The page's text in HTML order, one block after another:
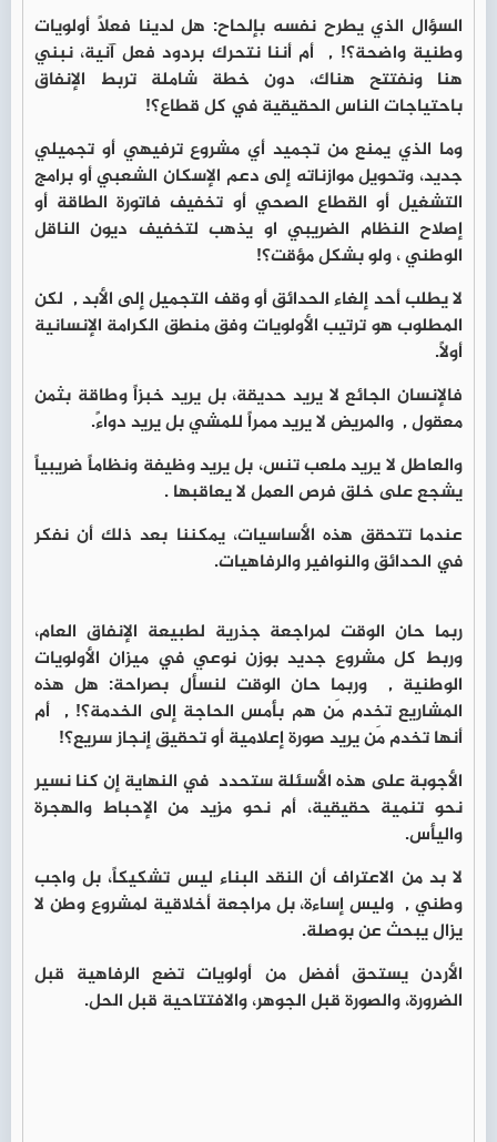
السؤال الذي يطرح نفسه بإلحاح: هل لدينا فعلاً أولويات
وطنية واضحة؟! , أم أننا نتحرك بردود فعل آنية، نبني
هنا ونفتتح هناك، دون خطة شاملة تربط الإنفاق
باحتياجات الناس الحقيقية في كل قطاع؟!
وما الذي يمنع من تجميد أي مشروع ترفيهي أو تجميلي
جديد، وتحويل موازناته إلى دعم الإسكان الشعبي أو برامج
التشغيل أو القطاع الصحي أو تخفيف فاتورة الطاقة أو
إصلاح النظام الضريبي او يذهب لتخفيف ديون الناقل
الوطني ، ولو بشكل مؤقت؟!
لا يطلب أحد إلغاء الحدائق أو وقف التجميل إلى الأبد , لكن
المطلوب هو ترتيب الأولويات وفق منطق الكرامة الإنسانية
أولاً.
فالإنسان الجائع لا يريد حديقة، بل يريد خبزاً وطاقة بثمن
معقول , والمريض لا يريد ممراً للمشي بل يريد دواءً.
والعاطل لا يريد ملعب تنس، بل يريد وظيفة ونظاماً ضريبياً
يشجع على خلق فرص العمل لا يعاقبها .
عندما تتحقق هذه الأساسيات، يمكننا بعد ذلك أن نفكر
في الحدائق والنوافير والرفاهيات.
ربما حان الوقت لمراجعة جذرية لطبيعة الإنفاق العام،
وربط كل مشروع جديد بوزن نوعي في ميزان الأولويات
الوطنية , وربما حان الوقت لنسأل بصراحة: هل هذه
المشاريع تخدم مَن هم بأمس الحاجة إلى الخدمة؟! , أم
أنها تخدم مَن يريد صورة إعلامية أو تحقيق إنجاز سريع؟!
الأجوبة على هذه الأسئلة ستحدد في النهاية إن كنا نسير
نحو تنمية حقيقية، أم نحو مزيد من الإحباط والهجرة
واليأس.
لا بد من الاعتراف أن النقد البناء ليس تشكيكاً، بل واجب
وطني , وليس إساءة، بل مراجعة أخلاقية لمشروع وطن لا
يزال يبحث عن بوصلة.
الأردن يستحق أفضل من أولويات تضع الرفاهية قبل
الضرورة، والصورة قبل الجوهر، والافتتاحية قبل الحل.